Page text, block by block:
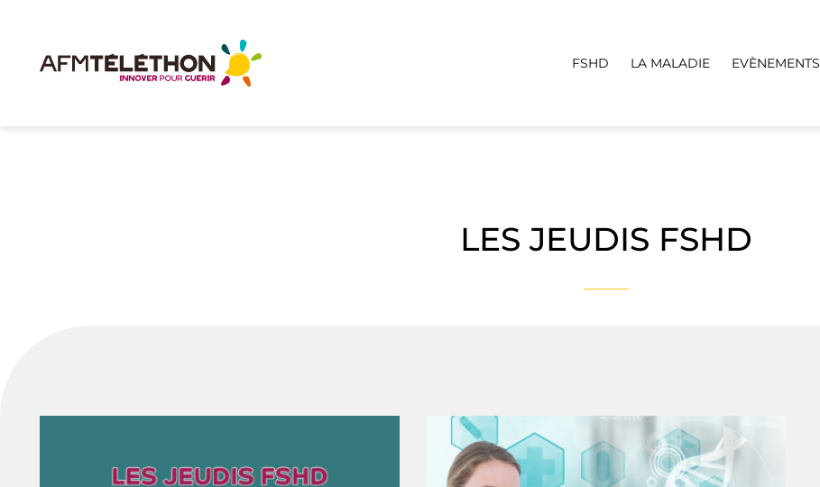
FSHD LA MALADIE EVÈNEMENTS
LES JEUDIS FSHD